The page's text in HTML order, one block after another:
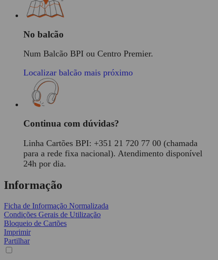
No balcão
Num Balcão BPI ou Centro Premier.
Localizar balcão mais próximo
Continua com dúvidas?
Linha Cartões BPI: +351 21 720 77 00 (chamada
para a rede fixa nacional). Atendimento disponível
24h por dia.
Informação
Ficha de Informação Normalizada
Condições Gerais de Utilização
Bloqueio de Cartões
Imprimir
Partilhar